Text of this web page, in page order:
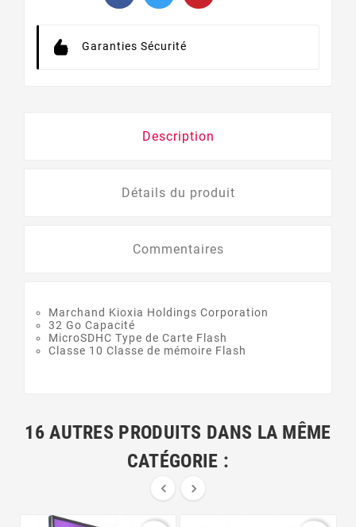
Garanties Sécurité
Description
Détails du produit
Commentaires
Marchand Kioxia Holdings Corporation
32 Go Capacité
MicroSDHC Type de Carte Flash
Classe 10 Classe de mémoire Flash
16 AUTRES PRODUITS DANS LA MÊME
CATÉGORIE :
 